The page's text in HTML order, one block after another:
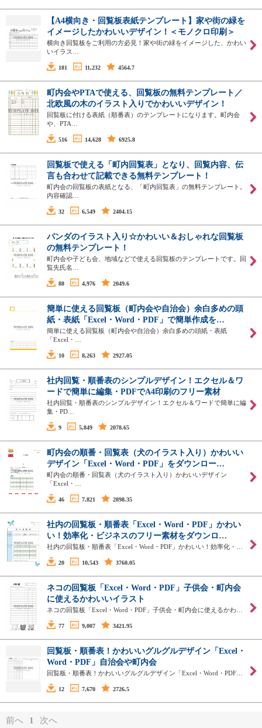
【A4横向き・回覧板表紙テンプレート】家や街の緑を
イメージしたかわいいデザイン！＜モノクロ印刷＞
横向き回覧板をご利用の方必見！家や街の緑をイメージした、かわい
いイラス…
181 11,232 4564.7
町内会やPTAで使える、回覧板の無料テンプレート／
北欧風の木のイラスト入りでかわいいデザイン！
回覧板に付ける表紙（順番表）のテンプレートになります。町内会
や、PTA…
516 14,628 6925.8
回覧板で使える「町内回覧表」となり、回覧内容、伝
言も合わせて記載できる無料テンプレート！
町内会の回覧板の表紙となる、「町内回覧表」の無料テンプレート。
内容確認…
32 6,549 2404.15
パンダのイラスト入り☆かわいい＆おしゃれな回覧板
の無料テンプレート！
町内会や子ども会、地域などで使える回覧板のテンプレートです。回
覧先氏名…
88 4,976 2049.6
簡単に使える回覧板（町内会や自治会）余白多めの頭
紙・表紙「Excel・Word・PDF」で簡単作成を…
簡単に使える回覧板（町内会や自治会）余白多めの頭紙・表紙
「Excel・…
10 8,263 2927.05
社内回覧・順番表のシンプルデザイン！エクセル＆ワ
ードで簡単に編集・PDFでA4印刷のフリー素材
社内回覧・順番表のシンプルデザイン！エクセル＆ワードで簡単に編
集・PD…
9 5,849 2078.65
町内会の順番・回覧表（犬のイラスト入り）かわいい
デザイン「Excel・Word・PDF」をダウンロー…
町内会の順番・回覧表（犬のイラスト入り）かわいいデザイン
「Excel・…
46 7,821 2898.35
社内の回覧板・順番表「Excel・Word・PDF」かわい
い！効率化・ビジネスのフリー素材をダウンロ…
社内の回覧板・順番表「Excel・Word・PDF」かわいい！効率化・…
20 10,543 3760.05
ネコの回覧板「Excel・Word・PDF」子供会・町内会
に使えるかわいいイラスト
ネコの回覧板「Excel・Word・PDF」子供会・町内会に使えるかわ…
77 9,007 3421.95
回覧板・順番表！かわいいグルグルデザイン「Excel・
Word・PDF」自治会や町内会
回覧板・順番表！かわいいグルグルデザイン「Excel・Word・PDF…
12 7,670 2726.5
前へ 1 次へ